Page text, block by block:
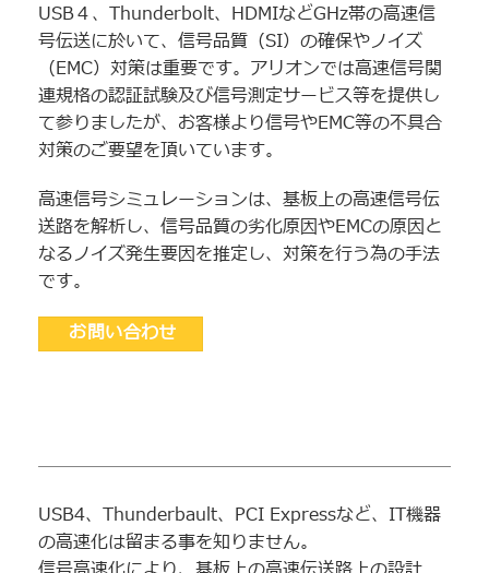
USB４、Thunderbolt、HDMIなどGHz帯の高速信
号伝送に於いて、信号品質（SI）の確保やノイズ
（EMC）対策は重要です。アリオンでは高速信号関
連規格の認証試験及び信号測定サービス等を提供し
て参りましたが、お客様より信号やEMC等の不具合
対策のご要望を頂いています。
高速信号シミュレーションは、基板上の高速信号伝
送路を解析し、信号品質の劣化原因やEMCの原因と
なるノイズ発生要因を推定し、対策を行う為の手法
です。
お問い合わせ
USB4、Thunderbault、PCI Expressなど、IT機器
の高速化は留まる事を知りません。